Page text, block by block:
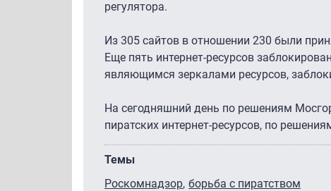
регулятора.
Из 305 сайтов в отношении 230 были
Еще пять интернет-ресурсов
являющимся зеркалами ресурсов,
На сегодняшний день по решениям
пиратских интернет-ресурсов, по
Темы
Роскомнадзор борьба с пиратством